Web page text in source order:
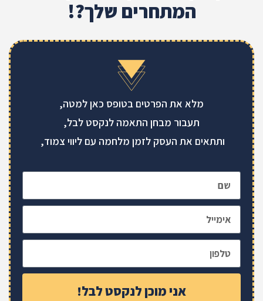
המתחרים שלך?!
מלא את הפרטים בטופס כאן למטה,
תעבור מבחן התאמה לנקסט לבל,
ותתאים את העסק לזמן מלחמה עם ליווי צמוד,
אני מוכן לנקסט לבל!